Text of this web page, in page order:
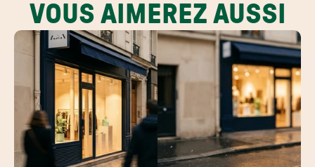
VOUS AIMEREZ AUSSI